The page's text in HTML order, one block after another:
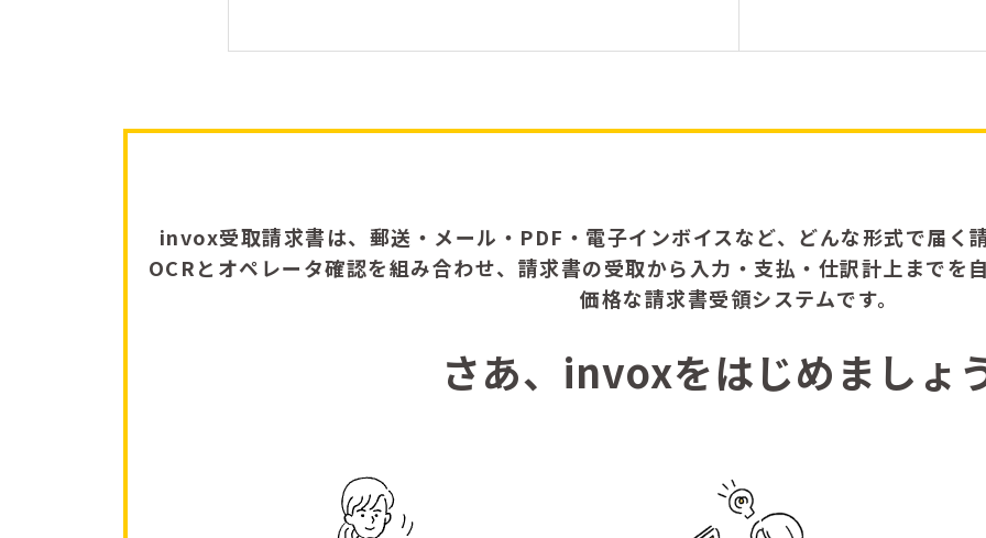
invox受取請求書は、郵送・メール・PDF・電子インボイスなど、どんな形式で届
OCRとオペレータ確認を組み合わせ、請求書の受取から入力・支払・仕訳計上までを
価格な請求書受領システムです。
さあ、invoxをはじめましょ